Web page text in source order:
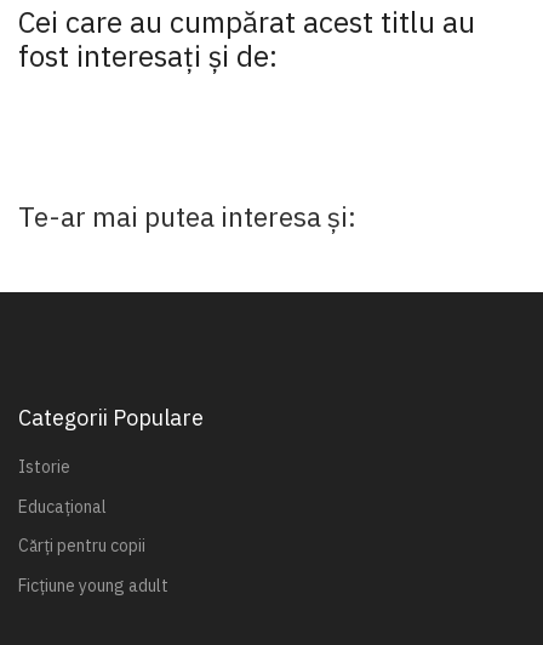
Cei care au cumpărat acest titlu au
fost interesaţi şi de:
Te-ar mai putea interesa și:
Categorii Populare
Istorie
Educațional
Cărți pentru copii
Ficțiune young adult